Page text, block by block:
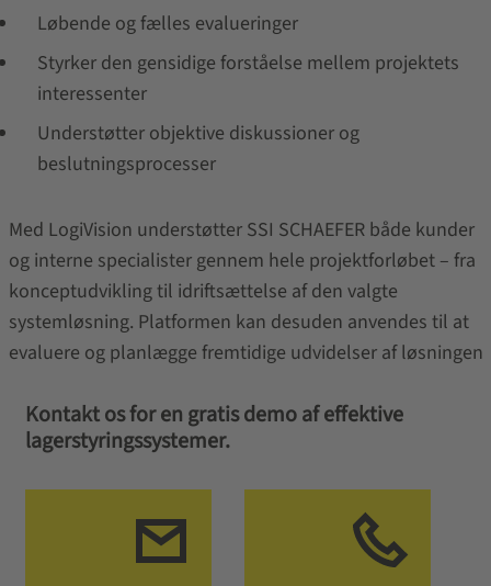
Løbende og fælles evalueringer
Styrker den gensidige forståelse mellem projektets
interessenter
Understøtter objektive diskussioner og
beslutningsprocesser
Med LogiVision understøtter SSI SCHAEFER både kunder
og interne specialister gennem hele projektforløbet – fra
konceptudvikling til idriftsættelse af den valgte
systemløsning. Platformen kan desuden anvendes til at
evaluere og planlægge fremtidige udvidelser af løsningen
Kontakt os for en gratis demo af effektive
lagerstyringssystemer.